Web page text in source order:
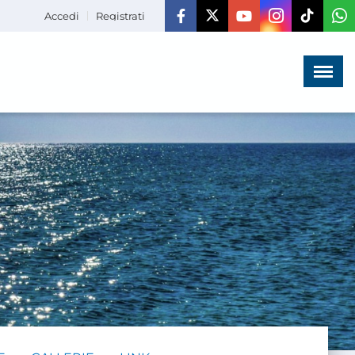
Accedi Registrati
Menù ×
LA VITA
DELL'ASSOCIAZIONE
COMUNICAZIONE,
PROGETTI ED EDITORIA
AMMINISTRAZIONE
TRASPARENTE